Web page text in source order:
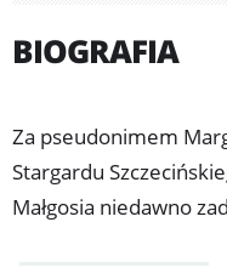
BIOGRAFIA
Za pseudonimem
Stargardu
Małgosia niedawno